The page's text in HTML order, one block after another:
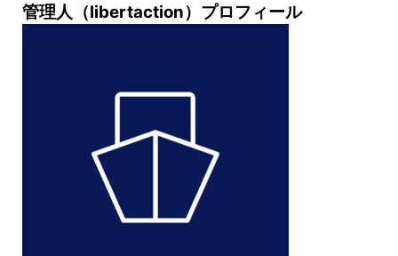
管理人（libertaction）プロフィール